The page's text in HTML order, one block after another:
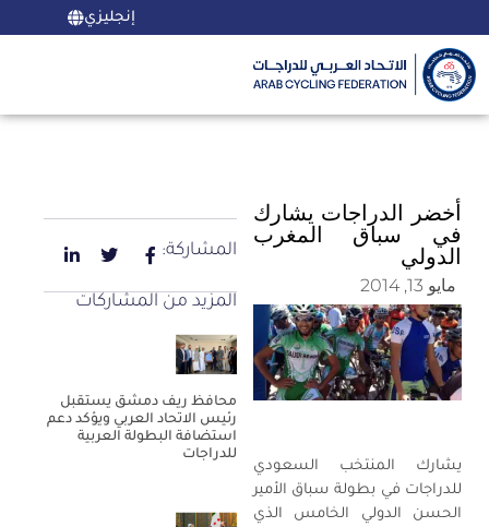
إنجليزي
أخضر الدراجات يشارك
في سباق المغرب
الدولي
مايو 13, 2014
يشارك المنتخب السعودي
للدراجات في بطولة سباق الأمير
الحسن الدولي الخامس الذي
المشاركة:
المزيد من المشاركات
محافظ ريف دمشق يستقبل
رئيس الاتحاد العربي ويؤكد دعم
استضافة البطولة العربية
للدراجات